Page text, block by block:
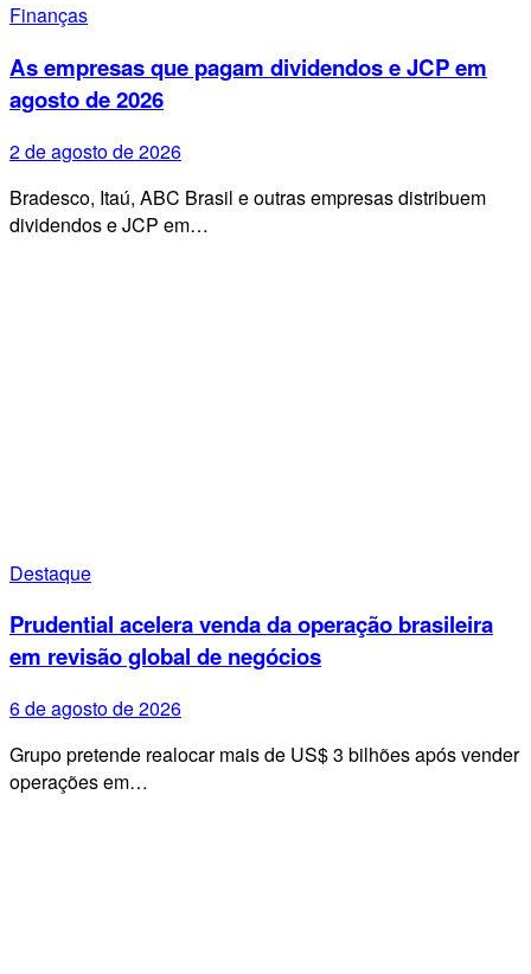
Finanças
As empresas que pagam dividendos e JCP em
agosto de 2026
2 de agosto de 2026
Bradesco, Itaú, ABC Brasil e outras empresas distribuem
dividendos e JCP em…
Destaque
Prudential acelera venda da operação brasileira
em revisão global de negócios
6 de agosto de 2026
Grupo pretende realocar mais de US$ 3 bilhões após vender
operações em…